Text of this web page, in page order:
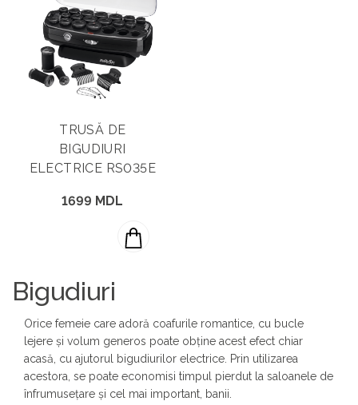
PREVIZUALIZARE
TRUSĂ DE
BIGUDIURI
ELECTRICE RS035E
1699 MDL
Bigudiuri
Orice femeie care adoră coafurile romantice, cu bucle
lejere și volum generos poate obține acest efect chiar
acasă, cu ajutorul bigudiurilor electrice. Prin utilizarea
acestora, se poate economisi timpul pierdut la saloanele de
înfrumusețare și cel mai important, banii.